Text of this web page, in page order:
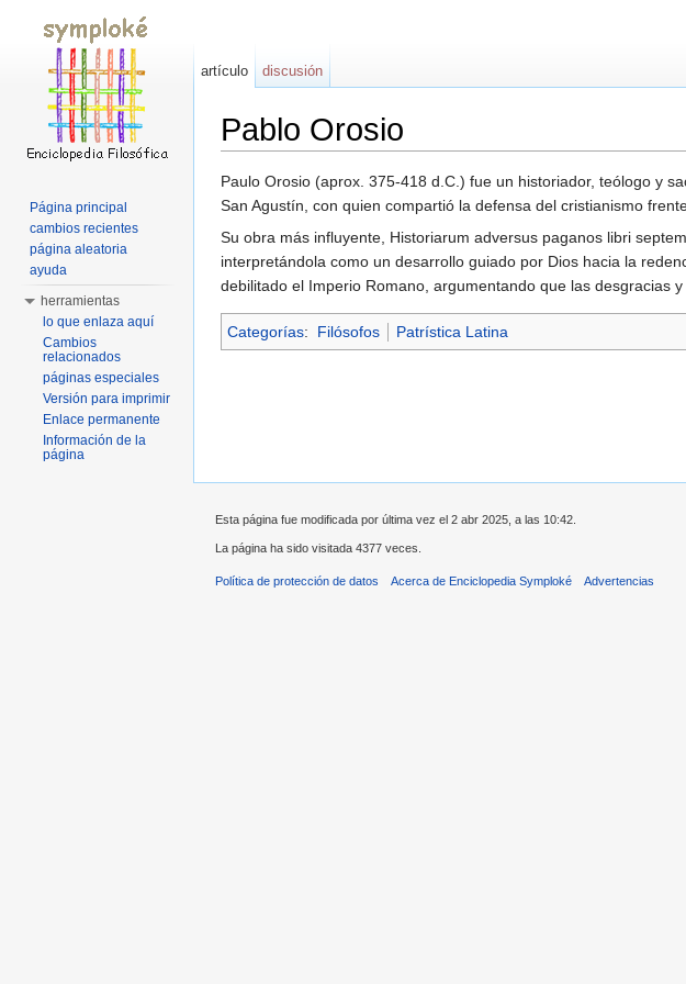
Pablo Orosio
Paulo Orosio (aprox. 375-418 d.C.) fue un historiador, teólogo y
San Agustín, con quien compartió la defensa del cristianismo
Su obra más influyente, Historiarum adversus paganos libri
interpretándola como un desarrollo guiado por Dios hacia la
debilitado el Imperio Romano, argumentando que las desgracias
Categorías: Filósofos Patrística Latina
artículo discusión
Página principal
cambios recientes
página aleatoria
ayuda
herramientas
lo que enlaza aquí
Cambios
relacionados
páginas especiales
Versión para imprimir
Enlace permanente
Información de la
página
Esta página fue modificada por última vez el 2 abr 2025, a las 10:42.
La página ha sido visitada 4377 veces.
Política de protección de datos Acerca de Enciclopedia Symploké Advertencias